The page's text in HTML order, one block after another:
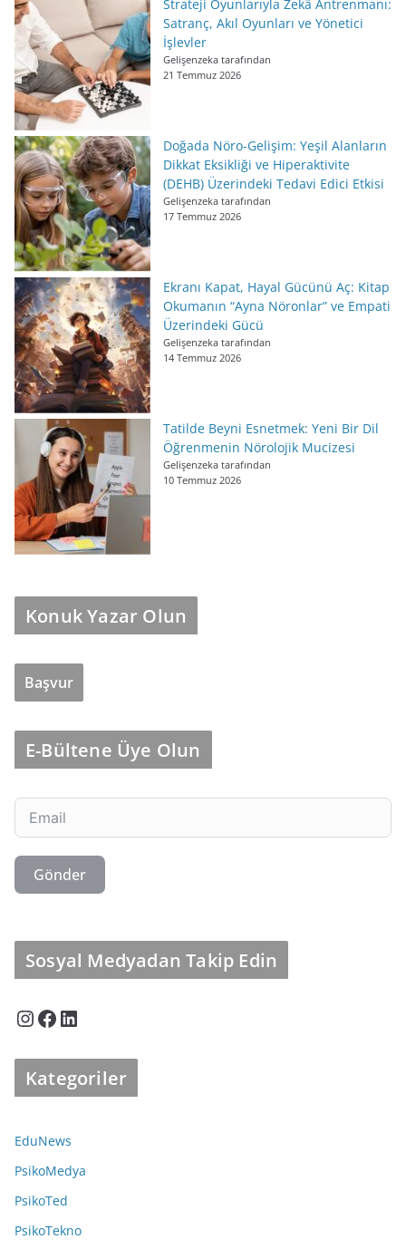
Strateji Oyunlarıyla Zekâ Antrenmanı:
Satranç, Akıl Oyunları ve Yönetici
İşlevler
Gelişenzeka tarafından
21 Temmuz 2026
Doğada Nöro-Gelişim: Yeşil Alanların
Dikkat Eksikliği ve Hiperaktivite
(DEHB) Üzerindeki Tedavi Edici Etkisi
Gelişenzeka tarafından
17 Temmuz 2026
Ekranı Kapat, Hayal Gücünü Aç: Kitap
Okumanın “Ayna Nöronlar” ve Empati
Üzerindeki Gücü
Gelişenzeka tarafından
14 Temmuz 2026
Tatilde Beyni Esnetmek: Yeni Bir Dil
Öğrenmenin Nörolojik Mucizesi
Gelişenzeka tarafından
10 Temmuz 2026
Konuk Yazar Olun
Başvur
E-Bültene Üye Olun
Gönder
Sosyal Medyadan Takip Edin
InstagramFacebook LinkedIn
Kategoriler
EduNews
PsikoMedya
PsikoTed
PsikoTekno